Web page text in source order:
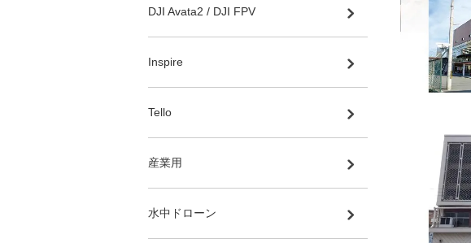
DJI Avata2 / DJI FPV
Inspire
Tello
産業用
水中ドローン